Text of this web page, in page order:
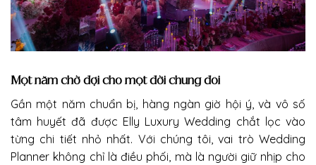
Một năm chờ đợi cho một đời chung đôi
Gần một năm chuẩn bị, hàng ngàn giờ hội ý, và vô số
tâm huyết đã được Elly Luxury Wedding chắt lọc vào
từng chi tiết nhỏ nhất. Với chúng tôi, vai trò Wedding
Planner không chỉ là điều phối, mà là người giữ nhịp cho